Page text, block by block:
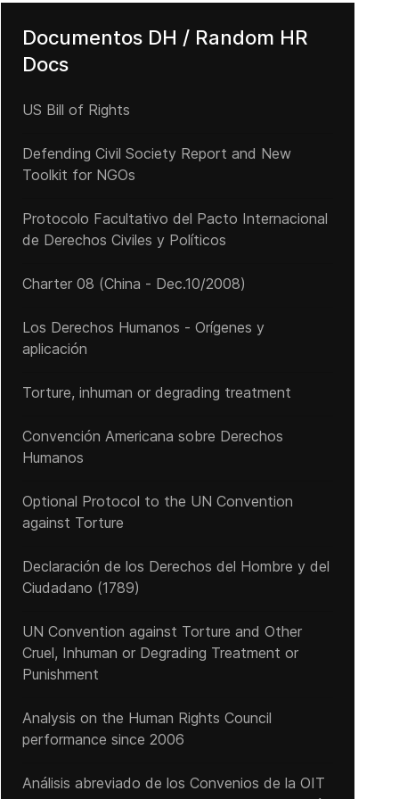
del Tribunal Internacional de Justicia de la ONU critica
Documentos DH / Random HR
Docs
US Bill of Rights
Defending Civil Society Report and New
Toolkit for NGOs
Protocolo Facultativo del Pacto Internacional
de Derechos Civiles y Políticos
Charter 08 (China - Dec.10/2008)
Los Derechos Humanos - Orígenes y
aplicación
Torture, inhuman or degrading treatment
Convención Americana sobre Derechos
Humanos
Optional Protocol to the UN Convention
against Torture
Declaración de los Derechos del Hombre y del
Ciudadano (1789)
UN Convention against Torture and Other
Cruel, Inhuman or Degrading Treatment or
Punishment
Analysis on the Human Rights Council
performance since 2006
Análisis abreviado de los Convenios de la OIT